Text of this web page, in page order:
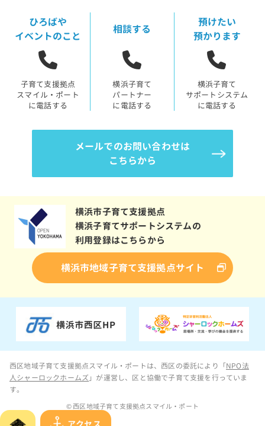
ひろばや
イベントのこと
子育て支援拠点
スマイル・ポート
に電話する
相談する
横浜子育て
パートナー
に電話する
預けたい
預かります
横浜子育て
サポートシステム
に電話する
メールでのお問い合わせは
こちらから
横浜市子育て支援拠点
横浜子育てサポートシステムの
利用登録はこちらから
横浜市地域子育て支援拠点サイト
西区地域子育て支援拠点スマイル・ポートは、西区の委託により「NPO法
人シャーロックホームズ 」が運営し、区と協働で子育て支援を行っていま
す。
© 西区地域子育て支援拠点スマイル・ポート